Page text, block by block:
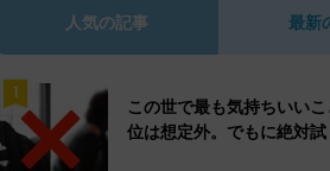
人気の記事 最新
1
この世で最も気持ちいい
位は想定外。でもに絶対